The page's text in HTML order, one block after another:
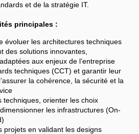
et de la stratégie IT.
principales :
évoluer les architectures techniques
des solutions innovantes,
aux enjeux de l’entreprise
techniques (CCT) et garantir leur
la cohérence, la sécurité et la
techniques, orienter les choix
les infrastructures (On-
projets en validant les designs